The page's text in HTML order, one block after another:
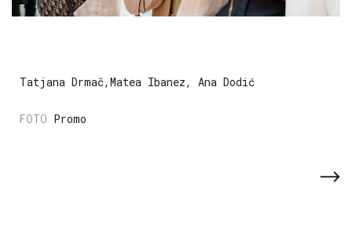
Tatjana Drmač,Matea Ibanez, Ana Dodić
Promo